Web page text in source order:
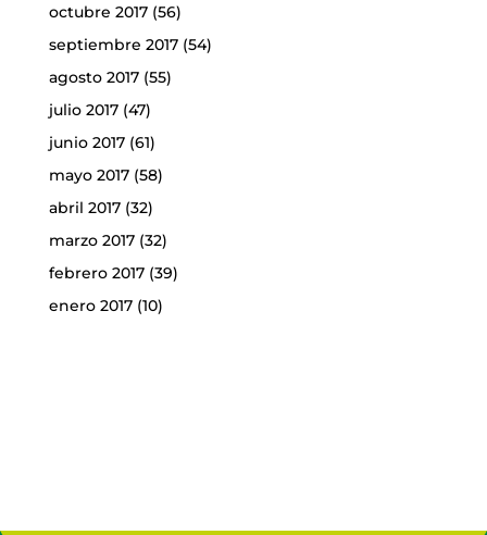
octubre 2017(56)
septiembre 2017(54)
agosto 2017(55)
julio 2017(47)
junio 2017(61)
mayo 2017(58)
abril 2017(32)
marzo 2017(32)
febrero 2017(39)
enero 2017(10)